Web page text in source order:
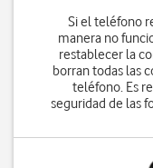
Si el teléfono
manera no
restablecer la
borran todas las
teléfono. Es
seguridad de las